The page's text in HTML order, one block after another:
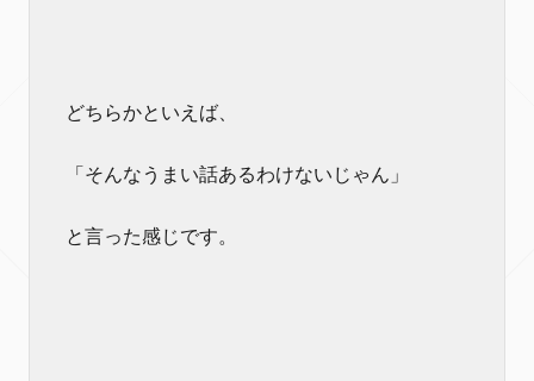
どちらかといえば、
「そんなうまい話あるわけないじゃん」
と言った感じです。